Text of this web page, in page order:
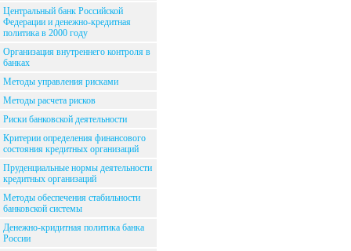
Центральный банк Российской
Федерации и денежно-кредитная
политика в 2000 году
Организация внутреннего контроля в
банках
Методы управления рисками
Методы расчета рисков
Риски банковской деятельности
Критерии определения финансового
состояния кредитных организаций
Пруденциальные нормы деятельности
кредитных организаций
Методы обеспечения стабильности
банковской системы
Денежно-кридитная политика банка
России